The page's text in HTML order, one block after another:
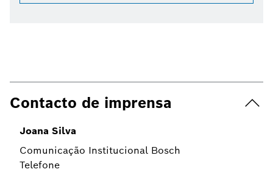
Contacto de imprensa
Joana Silva
Comunicação Institucional Bosch
Telefone